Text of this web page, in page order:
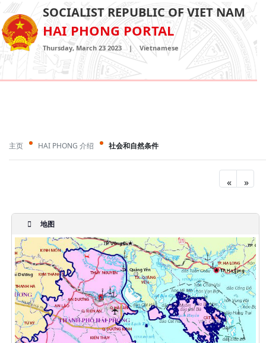
SOCIALIST REPUBLIC OF VIET NAM
HAI PHONG PORTAL
Thursday, March 23 2023 | Vietnamese
主页 HAI PHONG 介绍 社会和自然条件
« »
地图